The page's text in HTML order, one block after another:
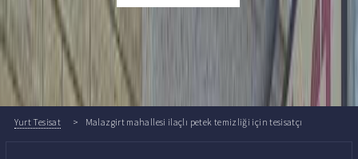
Yurt Tesisat Malazgirt mahallesi ilaçlı petek temizliği için tesisatçı